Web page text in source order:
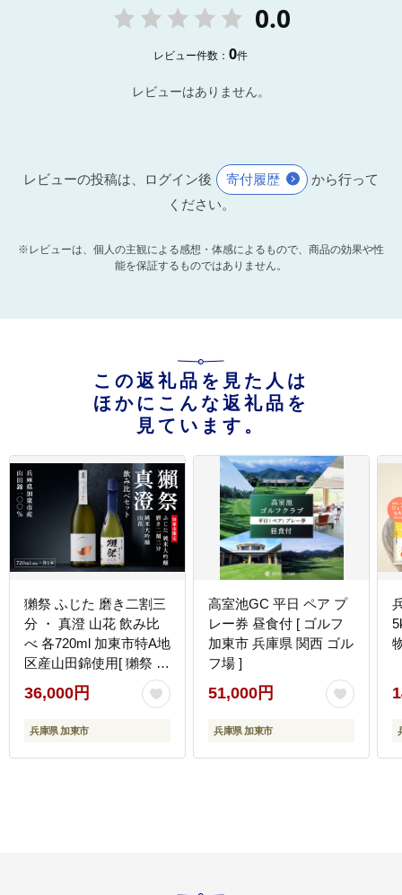
0.0
レビュー件数：0件
レビューはありません。
レビューの投稿は、ログイン後 寄付履歴
から行って
ください。
※レビューは、個人の主観による感想・体感によるもので、商品の効果や性
能を保証するものではありません。
この返礼品を見た人は
ほかにこんな返礼品を
見ています。
獺祭 ふじた 磨き二割三
分 ・ 真澄 山花 飲み比
べ 各720ml 加東市特A地
区産山田錦使用[ 獺祭 宮
坂醸造 日本酒 酒 お酒
純米大吟醸 純米酒 四合
瓶 贈答用 ]
36,000円
兵庫県 加東市
高室池GC 平日 ペア プ
レー券 昼食付 [ ゴルフ
加東市 兵庫県 関西 ゴル
フ場 ]
51,000円
兵庫県 加東市